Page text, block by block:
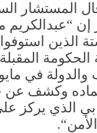
المستشار
إن “عبدالكريم
الذين
الحكومة
في
وكشف
الذي يركز
“.